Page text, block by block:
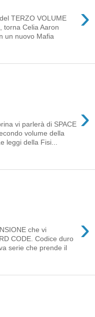
›
VOLUME
torna Celia Aaron
un nuovo Mafia
›
vi parlerà di SPACE
volume della
leggi della Fisi...
›
che vi
CODE. Codice duro
serie che prende il